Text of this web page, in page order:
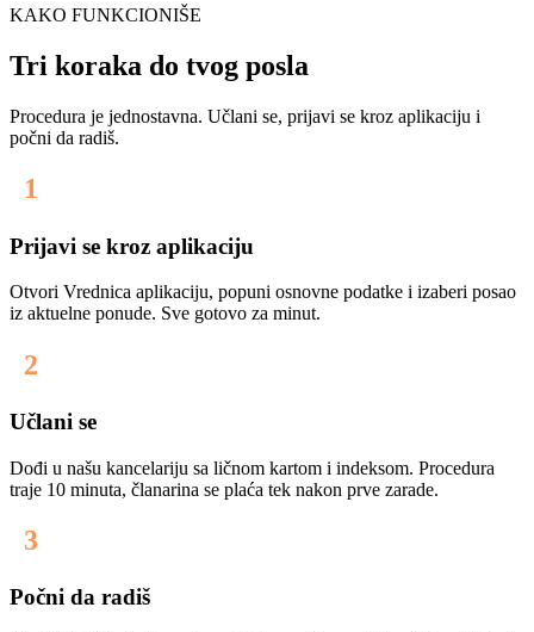
KAKO FUNKCIONIŠE
Tri koraka do tvog posla
Procedura je jednostavna. Učlani se, prijavi se kroz aplikaciju i
počni da radiš.
1
Prijavi se kroz aplikaciju
Otvori Vrednica aplikaciju, popuni osnovne podatke i izaberi posao
iz aktuelne ponude. Sve gotovo za minut.
2
Učlani se
Dođi u našu kancelariju sa ličnom kartom i indeksom. Procedura
traje 10 minuta, članarina se plaća tek nakon prve zarade.
3
Počni da radiš